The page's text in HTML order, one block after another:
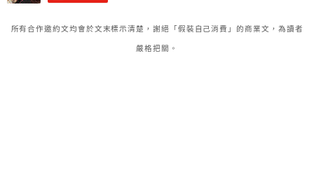
所有合作邀約文均會於文末標示清楚，謝絕「假裝自己消費」的商業文，為讀者
嚴格把關。